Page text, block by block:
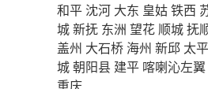
和平 沈河 大东 皇姑铁西
城新抚 东洲 望花 顺城抚
盖州 大石桥 海州 新邱 太平
城朝阳县 建平 喀喇沁左翼
重庆